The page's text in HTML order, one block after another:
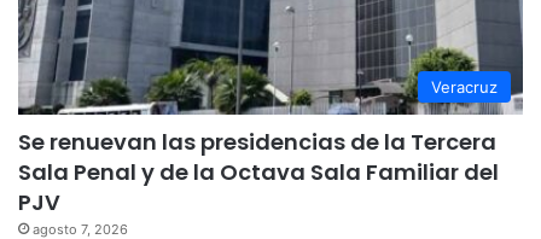
Veracruz
Se renuevan las presidencias de la Tercera
Sala Penal y de la Octava Sala Familiar del
PJV
agosto 7, 2026